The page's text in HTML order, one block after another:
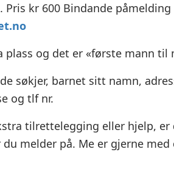
Pris kr 600 Bindande
plass og det er «første mann til
søkjer, barnet sitt namn,
og tlf nr.
tilrettelegging eller hjelp,
du melder på. Me er gjerne